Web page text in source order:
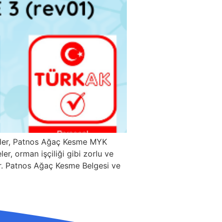
Patnos Ağaç Kesme MYK
orman işçiliği gibi zorlu ve
Patnos Ağaç Kesme Belgesi ve